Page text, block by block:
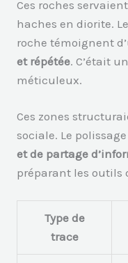
Ces roches
haches en diorite.
roche témoignent
et répétée. C’était
méticuleux.
Ces zones
sociale. Le
et de partage
préparant les outils
Type de
trace